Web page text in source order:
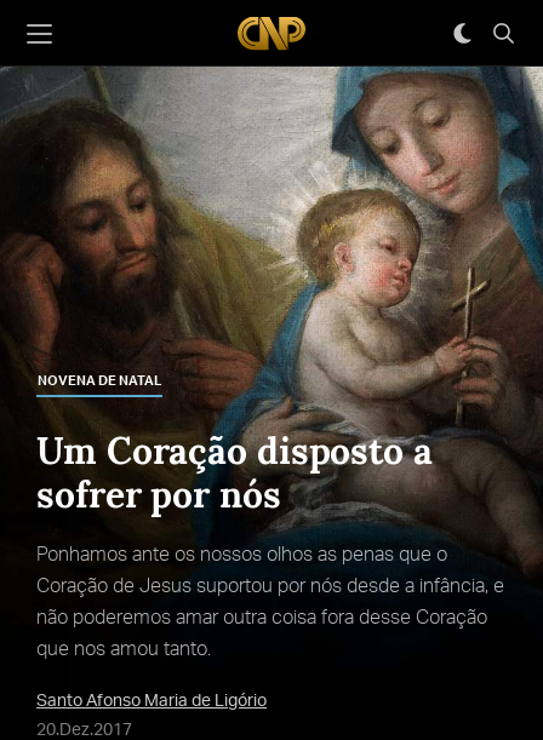
NOVENA DE NATAL
Um Coração disposto a
sofrer por nós
Ponhamos ante os nossos olhos as penas que o
Coração de Jesus suportou por nós desde a infância, e
não poderemos amar outra coisa fora desse Coração
que nos amou tanto.
Santo Afonso Maria de Ligório
20.Dez.2017